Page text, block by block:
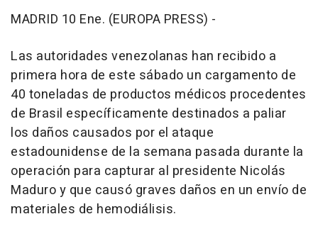
MADRID 10 Ene. (EUROPA PRESS) -
Las autoridades venezolanas han recibido a
primera hora de este sábado un cargamento de
40 toneladas de productos médicos procedentes
de Brasil específicamente destinados a paliar
los daños causados por el ataque
estadounidense de la semana pasada durante la
operación para capturar al presidente Nicolás
Maduro y que causó graves daños en un envío de
materiales de hemodiálisis.